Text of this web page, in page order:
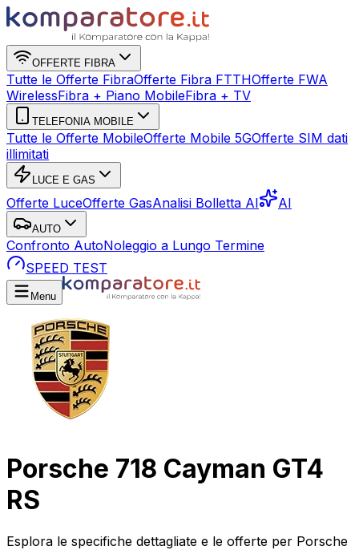
OFFERTE FIBRA
Tutte le Offerte FibraOfferte Fibra FTTHOfferte FWA
WirelessFibra + Piano MobileFibra + TV
TELEFONIA MOBILE
Tutte le Offerte MobileOfferte Mobile 5GOfferte SIM dati
illimitati
LUCE E GAS
Offerte LuceOfferte GasAnalisi Bolletta AI AI
AUTO
Confronto AutoNoleggio a Lungo Termine
SPEED TEST
Menu
Porsche 718 Cayman GT4
RS
Esplora le specifiche dettagliate e le offerte per Porsche